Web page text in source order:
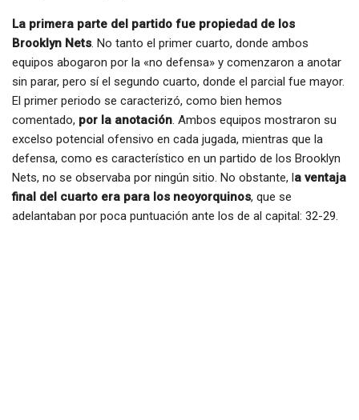
La primera parte del partido fue propiedad de los
Brooklyn Nets. No tanto el primer cuarto, donde ambos
equipos abogaron por la «no defensa» y comenzaron a anotar
sin parar, pero sí el segundo cuarto, donde el parcial fue mayor.
El primer periodo se caracterizó, como bien hemos
comentado, por la anotación. Ambos equipos mostraron su
excelso potencial ofensivo en cada jugada, mientras que la
defensa, como es característico en un partido de los Brooklyn
Nets, no se observaba por ningún sitio. No obstante, l a ventaja
final del cuarto era para los neoyorquinos, que se
adelantaban por poca puntuación ante los de al capital: 32-29.